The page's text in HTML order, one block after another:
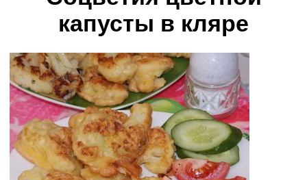
капусты в кляре